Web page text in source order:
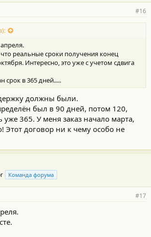
#16
реальные сроки получения конец
Интересно, это уже с учетом сдвига
срок в 365 дней.....
должны были.
был в 90 дней, потом 120,
уже 365. У меня заказ начало марта,
Этот договор ни к чему особо не
Команда форума
#17